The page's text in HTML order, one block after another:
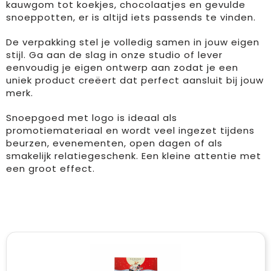
Drinkwaren
Dekens, Fleecedekens en Kussens
Feestartikelen
Huis, Tuin en Keuken
Kantoor en Zakelijk
Overalls
Overhemden
Polo's
Regenkleding
Schorten en Sloven
Kleding accessoires
Ondergoed, Sokken en Nachtkleding
Overhemden
Polo's
Regenkleding
Duffeltassen
Fietstassen
Heuptassen
Katoenen draagtassen
Koeltassen en Koelboxen
Brievenbusgeschenk
kauwgom tot koekjes, chocolaatjes en gevulde
snoeppotten, er is altijd iets passends te vinden.
De verpakking stel je volledig samen in jouw eigen
stijl. Ga aan de slag in onze studio of lever
eenvoudig je eigen ontwerp aan zodat je een
uniek product creëert dat perfect aansluit bij jouw
merk.
Snoepgoed met logo is ideaal als
promotiemateriaal en wordt veel ingezet tijdens
beurzen, evenementen, open dagen of als
smakelijk relatiegeschenk. Een kleine attentie met
een groot effect.